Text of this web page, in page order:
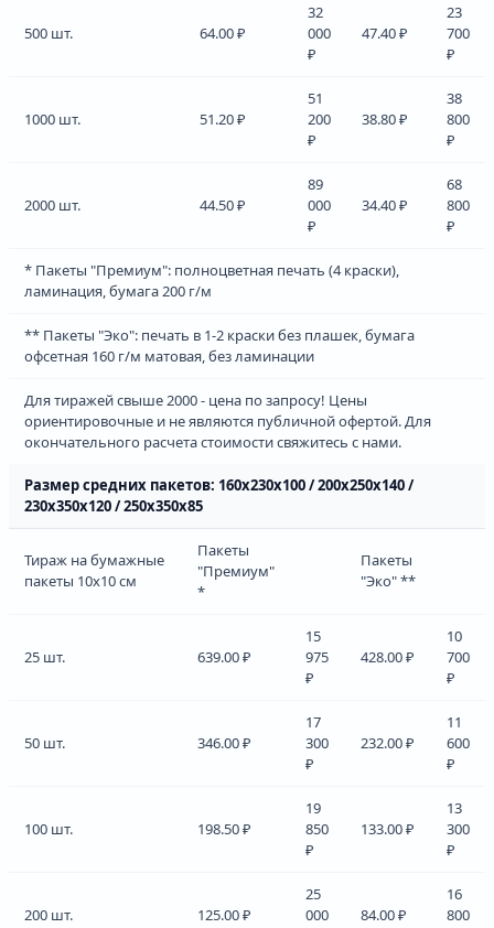
500 шт. 64.00 ₽
32
000
₽
47.40 ₽
23
700
₽
1000 шт. 51.20 ₽
51
200
₽
38.80 ₽
38
800
₽
2000 шт. 44.50 ₽
89
000
₽
34.40 ₽
68
800
₽
* Пакеты "Премиум": полноцветная печать (4 краски),
ламинация, бумага 200 г/м
** Пакеты "Эко": печать в 1-2 краски без плашек, бумага
офсетная 160 г/м матовая, без ламинации
Для тиражей свыше 2000 - цена по запросу! Цены
ориентировочные и не являются публичной офертой. Для
окончательного расчета стоимости свяжитесь с нами.
Размер средних пакетов: 160х230х100 / 200х250х140 /
230х350х120 / 250х350х85
Тираж на бумажные
пакеты 10х10 см
Пакеты
"Премиум"
*
Пакеты
"Эко" **
25 шт. 639.00 ₽
15
975
₽
428.00 ₽
10
700
₽
50 шт. 346.00 ₽
17
300
₽
232.00 ₽
11
600
₽
100 шт. 198.50 ₽
19
850
₽
133.00 ₽
13
300
₽
200 шт. 125.00 ₽
25
000
84.00 ₽
16
800